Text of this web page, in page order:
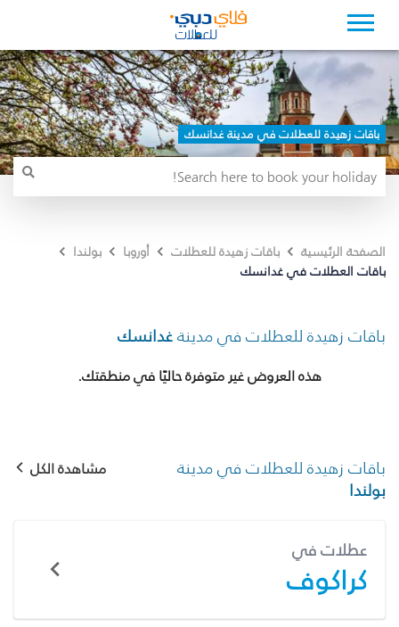
باقات زهيدة للعطلات في مدينة غدانسك
الصفحة الرئيسية باقات زهيدة للعطلات أوروبا
بولندا
باقات العطلات في غدانسك
باقات زهيدة للعطلات في مدينةغدانسك
هذه العروض غير متوفرة حاليًا في منطقتك.
باقات زهيدة للعطلات في مدينة
بولندا
مشاهدة الكل
عطلات في
كراكوف